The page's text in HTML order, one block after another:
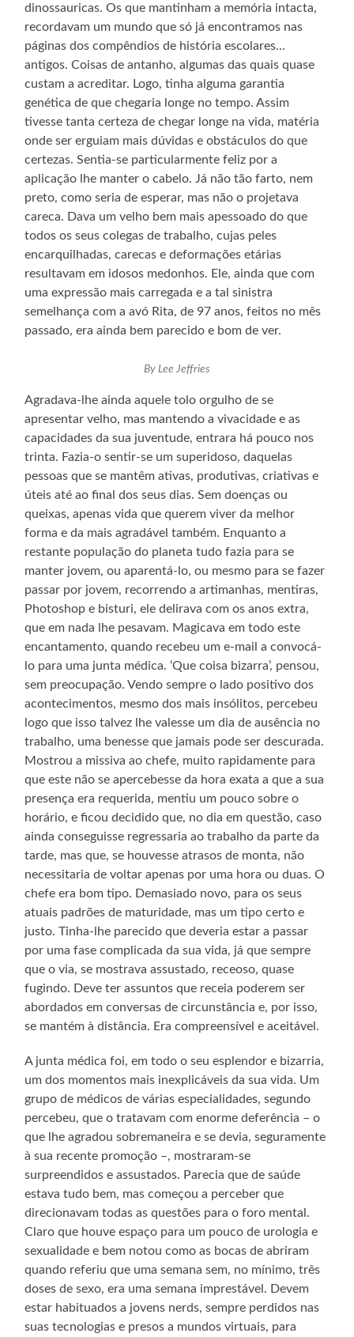
dinossauricas. Os que mantinham a memória intacta,
recordavam um mundo que só já encontramos nas
páginas dos compêndios de história escolares…
antigos. Coisas de antanho, algumas das quais quase
custam a acreditar. Logo, tinha alguma garantia
genética de que chegaria longe no tempo. Assim
tivesse tanta certeza de chegar longe na vida, matéria
onde ser erguiam mais dúvidas e obstáculos do que
certezas. Sentia-se particularmente feliz por a
aplicação lhe manter o cabelo. Já não tão farto, nem
preto, como seria de esperar, mas não o projetava
careca. Dava um velho bem mais apessoado do que
todos os seus colegas de trabalho, cujas peles
encarquilhadas, carecas e deformações etárias
resultavam em idosos medonhos. Ele, ainda que com
uma expressão mais carregada e a tal sinistra
semelhança com a avó Rita, de 97 anos, feitos no mês
passado, era ainda bem parecido e bom de ver.
By Lee Jeffries
Agradava-lhe ainda aquele tolo orgulho de se
apresentar velho, mas mantendo a vivacidade e as
capacidades da sua juventude, entrara há pouco nos
trinta. Fazia-o sentir-se um superidoso, daquelas
pessoas que se mantêm ativas, produtivas, criativas e
úteis até ao final dos seus dias. Sem doenças ou
queixas, apenas vida que querem viver da melhor
forma e da mais agradável também. Enquanto a
restante população do planeta tudo fazia para se
manter jovem, ou aparentá-lo, ou mesmo para se fazer
passar por jovem, recorrendo a artimanhas, mentiras,
Photoshop e bisturi, ele delirava com os anos extra,
que em nada lhe pesavam. Magicava em todo este
encantamento, quando recebeu um e-mail a convocá-
lo para uma junta médica. ‘Que coisa bizarra’, pensou,
sem preocupação. Vendo sempre o lado positivo dos
acontecimentos, mesmo dos mais insólitos, percebeu
logo que isso talvez lhe valesse um dia de ausência no
trabalho, uma benesse que jamais pode ser descurada.
Mostrou a missiva ao chefe, muito rapidamente para
que este não se apercebesse da hora exata a que a sua
presença era requerida, mentiu um pouco sobre o
horário, e ficou decidido que, no dia em questão, caso
ainda conseguisse regressaria ao trabalho da parte da
tarde, mas que, se houvesse atrasos de monta, não
necessitaria de voltar apenas por uma hora ou duas. O
chefe era bom tipo. Demasiado novo, para os seus
atuais padrões de maturidade, mas um tipo certo e
justo. Tinha-lhe parecido que deveria estar a passar
por uma fase complicada da sua vida, já que sempre
que o via, se mostrava assustado, receoso, quase
fugindo. Deve ter assuntos que receia poderem ser
abordados em conversas de circunstância e, por isso,
se mantém à distância. Era compreensível e aceitável.
A junta médica foi, em todo o seu esplendor e bizarria,
um dos momentos mais inexplicáveis da sua vida. Um
grupo de médicos de várias especialidades, segundo
percebeu, que o tratavam com enorme deferência – o
que lhe agradou sobremaneira e se devia, seguramente
à sua recente promoção –, mostraram-se
surpreendidos e assustados. Parecia que de saúde
estava tudo bem, mas começou a perceber que
direcionavam todas as questões para o foro mental.
Claro que houve espaço para um pouco de urologia e
sexualidade e bem notou como as bocas de abriram
quando referiu que uma semana sem, no mínimo, três
doses de sexo, era uma semana imprestável. Devem
estar habituados a jovens nerds, sempre perdidos nas
suas tecnologias e presos a mundos virtuais, para